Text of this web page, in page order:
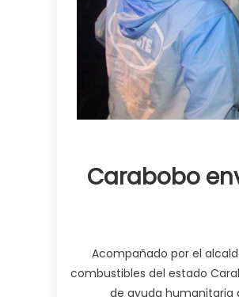
Carabobo
Acompañado por el
combustibles del estado
de ayuda humanitaria